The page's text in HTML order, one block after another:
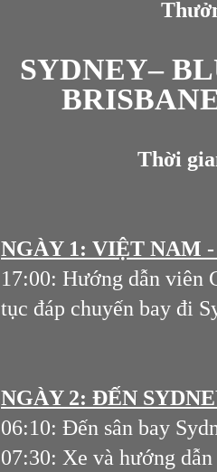
SYDNEY–
Thời
NGÀY 1: VIỆT NAM
17:00: Hướng dẫn viên
tục đáp chuyến bay đi
NGÀY 2: ĐẾN
06:10: Đến sân bay
07:30: Xe và hướng